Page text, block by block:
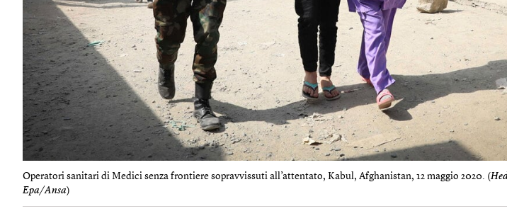
Operatori sanitari di Medici senza frontiere sopravvissuti all’attentato, Kabul, Afghanistan, 12 maggio 2020. (
Epa/Ansa)